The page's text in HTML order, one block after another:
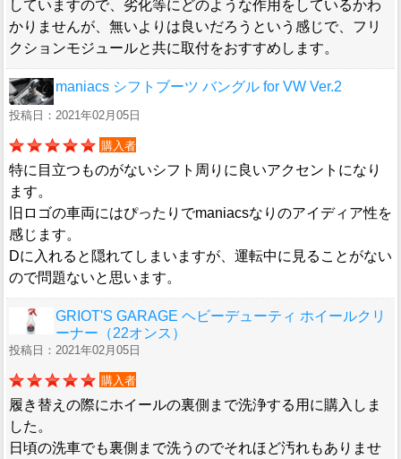
していますので、劣化等にどのような作用をしているかわ
かりませんが、無いよりは良いだろうという感じで、フリ
クションモジュールと共に取付をおすすめします。
maniacs シフトブーツ バングル for VW Ver.2
投稿日：2021年02月05日
購入者
特に目立つものがないシフト周りに良いアクセントになり
ます。
旧ロゴの車両にはぴったりでmaniacsなりのアイディア性を
感じます。
Dに入れると隠れてしまいますが、運転中に見ることがない
ので問題ないと思います。
GRIOT'S GARAGE ヘビーデューティ ホイールクリ
ーナー（22オンス）
投稿日：2021年02月05日
購入者
履き替えの際にホイールの裏側まで洗浄する用に購入しま
した。
日頃の洗車でも裏側まで洗うのでそれほど汚れもありませ